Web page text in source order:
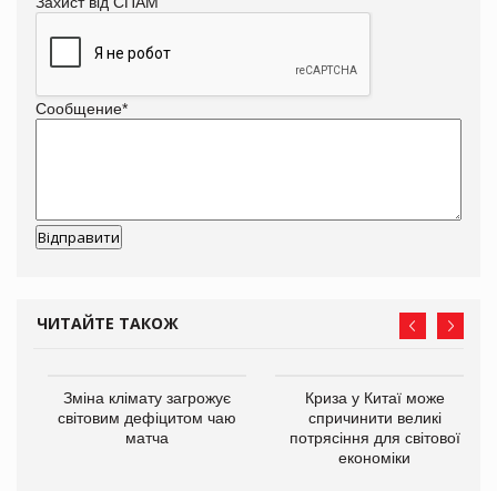
Сообщение*
ЧИТАЙТЕ ТАКОЖ
Зміна клімату загрожує
світовим дефіцитом чаю
матча
Криза у Китаї може
спричинити великі
потрясіння для світової
економіки